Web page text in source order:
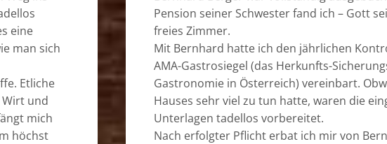
eine
man sich
Etliche
und
mich
höchst
Pension seiner Schwester fand ich – Gott
freies Zimmer.
Mit Bernhard hatte ich den jährlichen
AMA-Gastrosiegel (das Herkunfts-
Gastronomie in Österreich) vereinbart.
Hauses sehr viel zu tun hatte, waren die
Unterlagen tadellos vorbereitet.
Nach erfolgter Pflicht erbat ich mir von